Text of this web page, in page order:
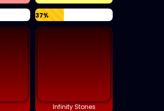
37%
Infinity Stones